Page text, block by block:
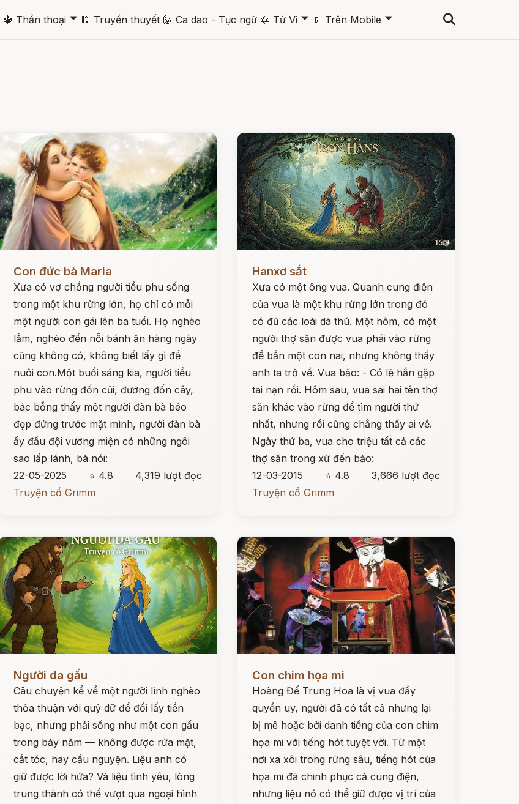
🔱 Thần thoại 🞃 🕌 Truyền thuyết 🙋 Ca dao - Tục ngữ 🔯 Tử Vi 🞃 📱 Trên Mobile 🞃
Con đức bà Maria
Xưa có vợ chồng người tiều phu sống
trong một khu rừng lớn, họ chỉ có mỗi
một người con gái lên ba tuổi. Họ nghèo
lắm, nghèo đến nỗi bánh ăn hàng ngày
cũng không có, không biết lấy gì để
nuôi con.Một buổi sáng kia, người tiều
phu vào rừng đốn củi, đương đốn cây,
bác bỗng thấy một người đàn bà béo
đẹp đứng trước mặt mình, người đàn bà
ấy đầu đội vương miện có những ngôi
sao lấp lánh, bà nói:
22-05-2025
⭐ 4.8
4,319 lượt đọc
Truyện cổ Grimm
Hanxơ sắt
Xưa có một ông vua. Quanh cung điện
của vua là một khu rừng lớn trong đó
có đủ các loài dã thú. Một hôm, có một
người thợ săn được vua phái vào rừng
để bắn một con nai, nhưng không thấy
anh ta trở về. Vua bảo: - Có lẽ hắn gặp
tai nạn rồi. Hôm sau, vua sai hai tên thợ
săn khác vào rừng để tìm người thứ
nhất, nhưng rồi cũng chẳng thấy ai về.
Ngày thứ ba, vua cho triệu tất cả các
thợ săn trong xứ đến bảo:
12-03-2015
⭐ 4.8
3,666 lượt đọc
Truyện cổ Grimm
Người da gấu
Câu chuyện kể về một người lính nghèo
thỏa thuận với quỷ dữ để đổi lấy tiền
bạc, nhưng phải sống như một con gấu
trong bảy năm — không được rửa mặt,
cắt tóc, hay cầu nguyện. Liệu anh có
giữ được lời hứa? Và liệu tình yêu, lòng
trung thành có thể vượt qua ngoại hình
Con chim họa mi
Hoàng Đế Trung Hoa là vị vua đầy
quyền uy, người đã có tất cả nhưng lại
bị mê hoặc bởi danh tiếng của con chim
họa mi với tiếng hót tuyệt vời. Từ một
nơi xa xôi trong rừng sâu, tiếng hót của
họa mi đã chinh phục cả cung điện,
nhưng liệu nó có thể giữ được vị trí của